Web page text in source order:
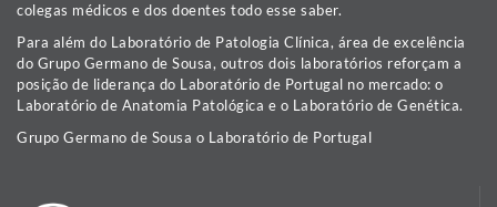
colegas médicos e dos doentes todo esse saber.
Para além do Laboratório de Patologia Clínica, área de excelência
do Grupo Germano de Sousa, outros dois laboratórios reforçam a
posição de liderança do Laboratório de Portugal no mercado: o
Laboratório de Anatomia Patológica e o Laboratório de Genética.
Grupo Germano de Sousa o Laboratório de Portugal